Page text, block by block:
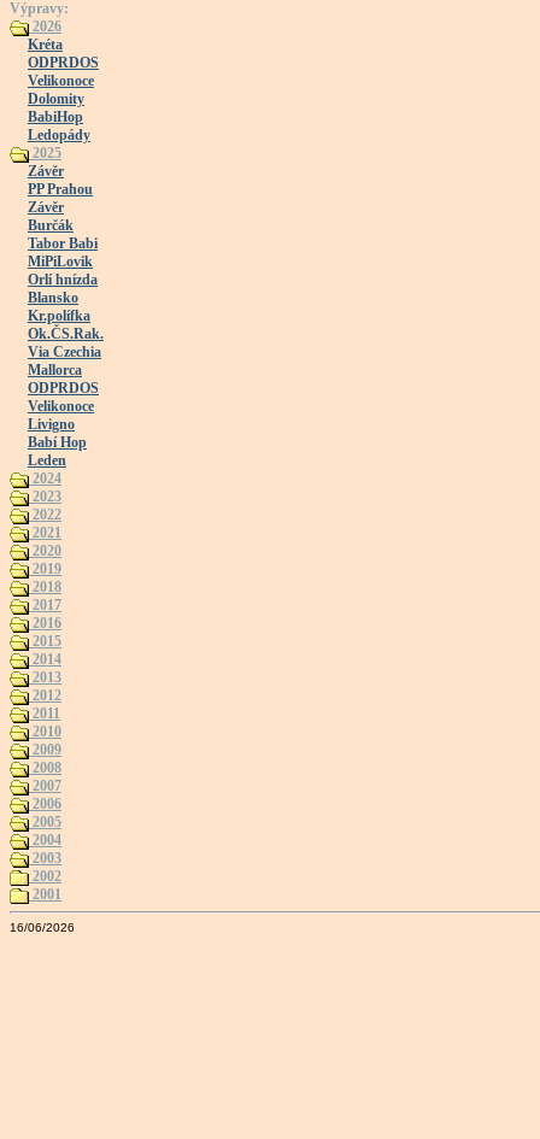
Výpravy:
2026
Kréta
ODPRDOS
Velikonoce
Dolomity
BabiHop
Ledopády
2025
Závěr
PP Prahou
Závěr
Burčák
Tabor Babi
MiPiLovik
Orlí hnízda
Blansko
Kr.polífka
Ok.ČS.Rak.
Via Czechia
Mallorca
ODPRDOS
Velikonoce
Livigno
Babí Hop
Leden
2024
2023
2022
2021
2020
2019
2018
2017
2016
2015
2014
2013
2012
2011
2010
2009
2008
2007
2006
2005
2004
2003
2002
2001
16/06/2026